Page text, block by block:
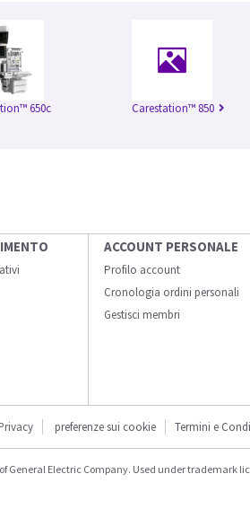
650c
Carestation™ 850
ACCOUNT PERSONALE
Profilo account
Cronologia ordini personali
Gestisci membri
preferenze sui cookie Termini e
General Electric Company. Used under trademark